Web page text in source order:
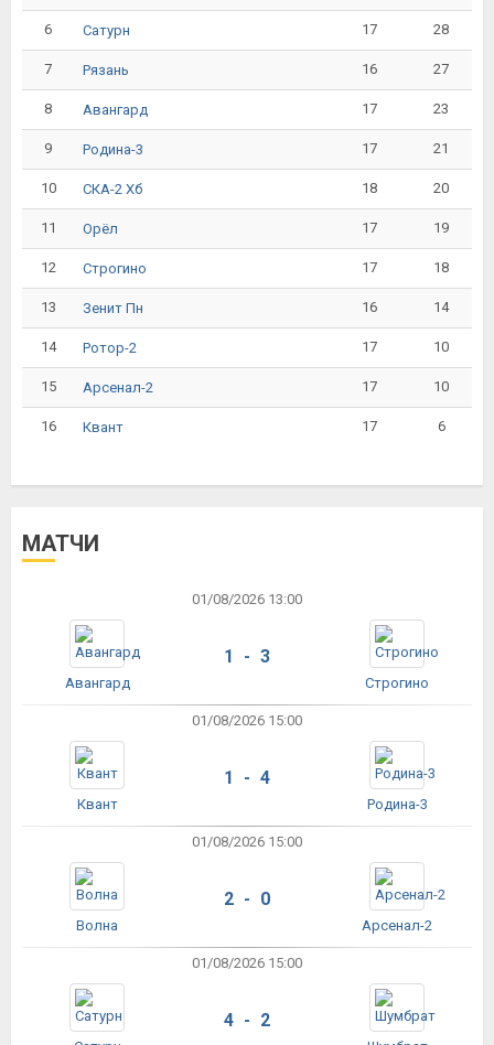
6 Сатурн 17 28
7 Рязань 16 27
8 Авангард 17 23
9 Родина-3 17 21
10 СКА-2 Хб 18 20
11 Орёл 17 19
12 Строгино 17 18
13 Зенит Пн 16 14
14 Ротор-2 17 10
15 Арсенал-2 17 10
16 Квант 17 6
МАТЧИ
01/08/2026 13:00
Авангард
1 - 3
Строгино
01/08/2026 15:00
Квант
1 - 4
Родина-3
01/08/2026 15:00
Волна
2 - 0
Арсенал-2
01/08/2026 15:00
4 - 2